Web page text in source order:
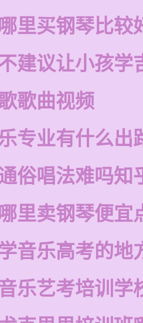
里买钢琴比较
建议让小孩学
歌曲视频
专业有什么出
俗唱法难吗知
里卖钢琴便宜
音乐高考的地
乐艺考培训学